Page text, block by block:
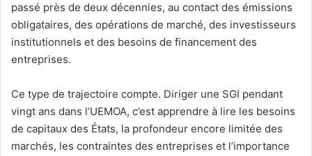
passé près de deux décennies, au contact des émissions
obligataires, des opérations de marché, des investisseurs
institutionnels et des besoins de financement des
entreprises.
Ce type de trajectoire compte. Diriger une SGI pendant
vingt ans dans l’UEMOA, c’est apprendre à lire les besoins
de capitaux des États, la profondeur encore limitée des
marchés, les contraintes des entreprises et l’importance